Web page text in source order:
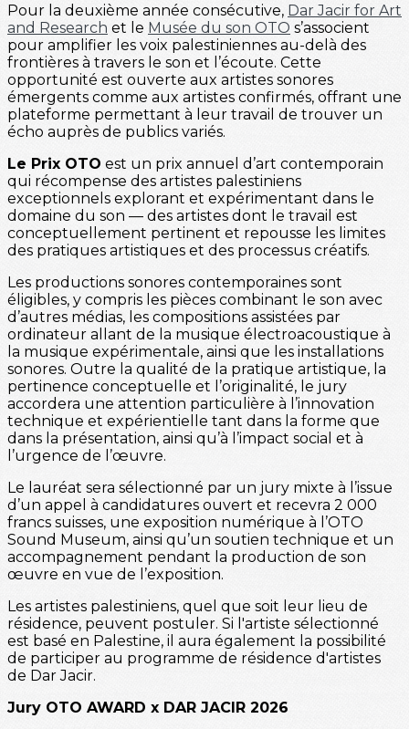
Pour la deuxième année consécutive, Dar Jacir for Art
and Research et le Musée du son OTO s’associent
pour amplifier les voix palestiniennes au-delà des
frontières à travers le son et l’écoute. Cette
opportunité est ouverte aux artistes sonores
émergents comme aux artistes confirmés, offrant une
plateforme permettant à leur travail de trouver un
écho auprès de publics variés.
Le Prix OTO est un prix annuel d’art contemporain
qui récompense des artistes palestiniens
exceptionnels explorant et expérimentant dans le
domaine du son — des artistes dont le travail est
conceptuellement pertinent et repousse les limites
des pratiques artistiques et des processus créatifs.
Les productions sonores contemporaines sont
éligibles, y compris les pièces combinant le son avec
d’autres médias, les compositions assistées par
ordinateur allant de la musique électroacoustique à
la musique expérimentale, ainsi que les installations
sonores. Outre la qualité de la pratique artistique, la
pertinence conceptuelle et l’originalité, le jury
accordera une attention particulière à l’innovation
technique et expérientielle tant dans la forme que
dans la présentation, ainsi qu’à l’impact social et à
l’urgence de l’œuvre.
Le lauréat sera sélectionné par un jury mixte à l’issue
d’un appel à candidatures ouvert et recevra 2 000
francs suisses, une exposition numérique à l’OTO
Sound Museum, ainsi qu’un soutien technique et un
accompagnement pendant la production de son
œuvre en vue de l’exposition.
Les artistes palestiniens, quel que soit leur lieu de
résidence, peuvent postuler. Si l'artiste sélectionné
est basé en Palestine, il aura également la possibilité
de participer au programme de résidence d'artistes
de Dar Jacir.
Jury OTO AWARD x DAR JACIR 2026